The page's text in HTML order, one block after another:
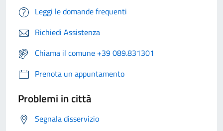
Leggi le domande frequenti
Richiedi Assistenza
Chiama il comune +39 089.831301
Prenota un appuntamento
Problemi in città
Segnala disservizio